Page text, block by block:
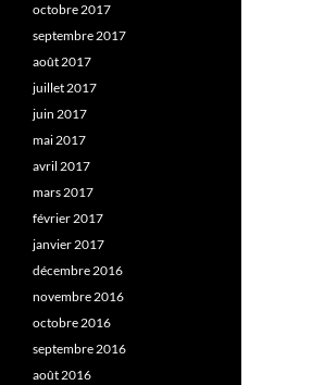
octobre 2017
septembre 2017
août 2017
juillet 2017
juin 2017
mai 2017
avril 2017
mars 2017
février 2017
janvier 2017
décembre 2016
novembre 2016
octobre 2016
septembre 2016
août 2016